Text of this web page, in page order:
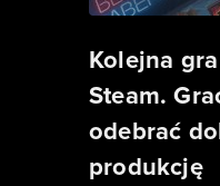
Kolejna
Steam.
odebrać
produkcję